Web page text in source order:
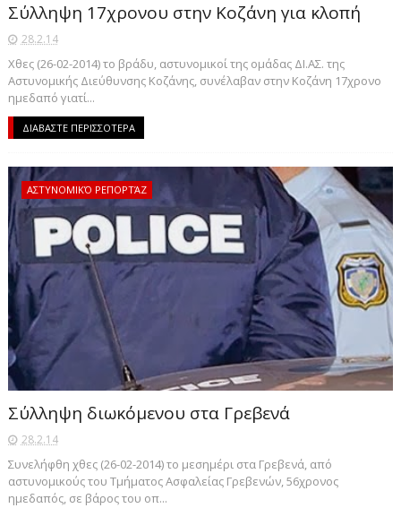
Σύλληψη 17χρονου στην Κοζάνη για κλοπή
28.2.14
Χθες (26-02-2014) το βράδυ, αστυνομικοί της ομάδας ΔΙ.ΑΣ. της
Αστυνομικής Διεύθυνσης Κοζάνης, συνέλαβαν στην Κοζάνη 17χρονο
ημεδαπό γιατί...
ΔΙΑΒΑΣΤΕ ΠΕΡΙΣΣΟΤΕΡΑ
ΑΣΤΥΝΟΜΙΚΌ ΡΕΠΟΡΤΆΖ
Σύλληψη διωκόμενου στα Γρεβενά
28.2.14
Συνελήφθη χθες (26-02-2014) το μεσημέρι στα Γρεβενά, από
αστυνομικούς του Τμήματος Ασφαλείας Γρεβενών, 56χρονος
ημεδαπός, σε βάρος του οπ...